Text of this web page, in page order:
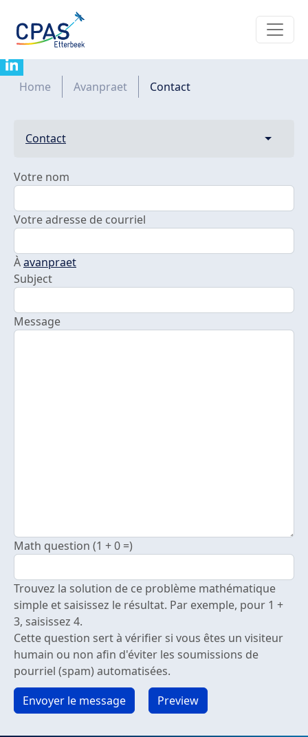
Contacter avanpraet
Fil d'Ariane
Home Avanpraet Contact
Contact Toggle
Votre nom
Votre adresse de courriel
Àavanpraet
Subject
Message
Math question (1 + 0 =)
Trouvez la solution de ce problème mathématique
simple et saisissez le résultat. Par exemple, pour 1 +
3, saisissez 4.
Cette question sert à vérifier si vous êtes un visiteur
humain ou non afin d'éviter les soumissions de
pourriel (spam) automatisées.